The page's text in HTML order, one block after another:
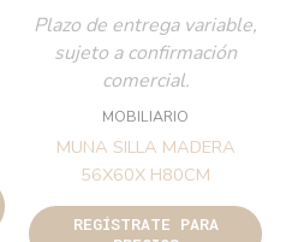
Plazo de entrega variable,
sujeto a confirmación
comercial.
MOBILIARIO
MUNA SILLA MADERA
56X60X H80CM
REGÍSTRATE PARA